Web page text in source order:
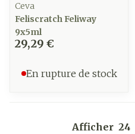
Ceva
Feliscratch Feliway
9x5ml
29,29 €
En rupture de stock
Afficher